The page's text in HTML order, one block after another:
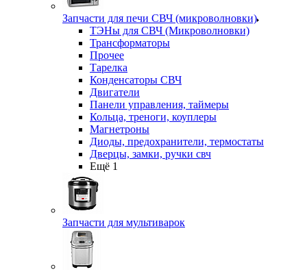
Запчасти для печи СВЧ (микроволновки)
ТЭНы для СВЧ (Микроволновки)
Трансформаторы
Прочее
Тарелка
Конденсаторы СВЧ
Двигатели
Панели управления, таймеры
Кольца, треноги, коуплеры
Магнетроны
Диоды, предохранители, термостаты
Дверцы, замки, ручки свч
Ещё 1
Запчасти для мультиварок